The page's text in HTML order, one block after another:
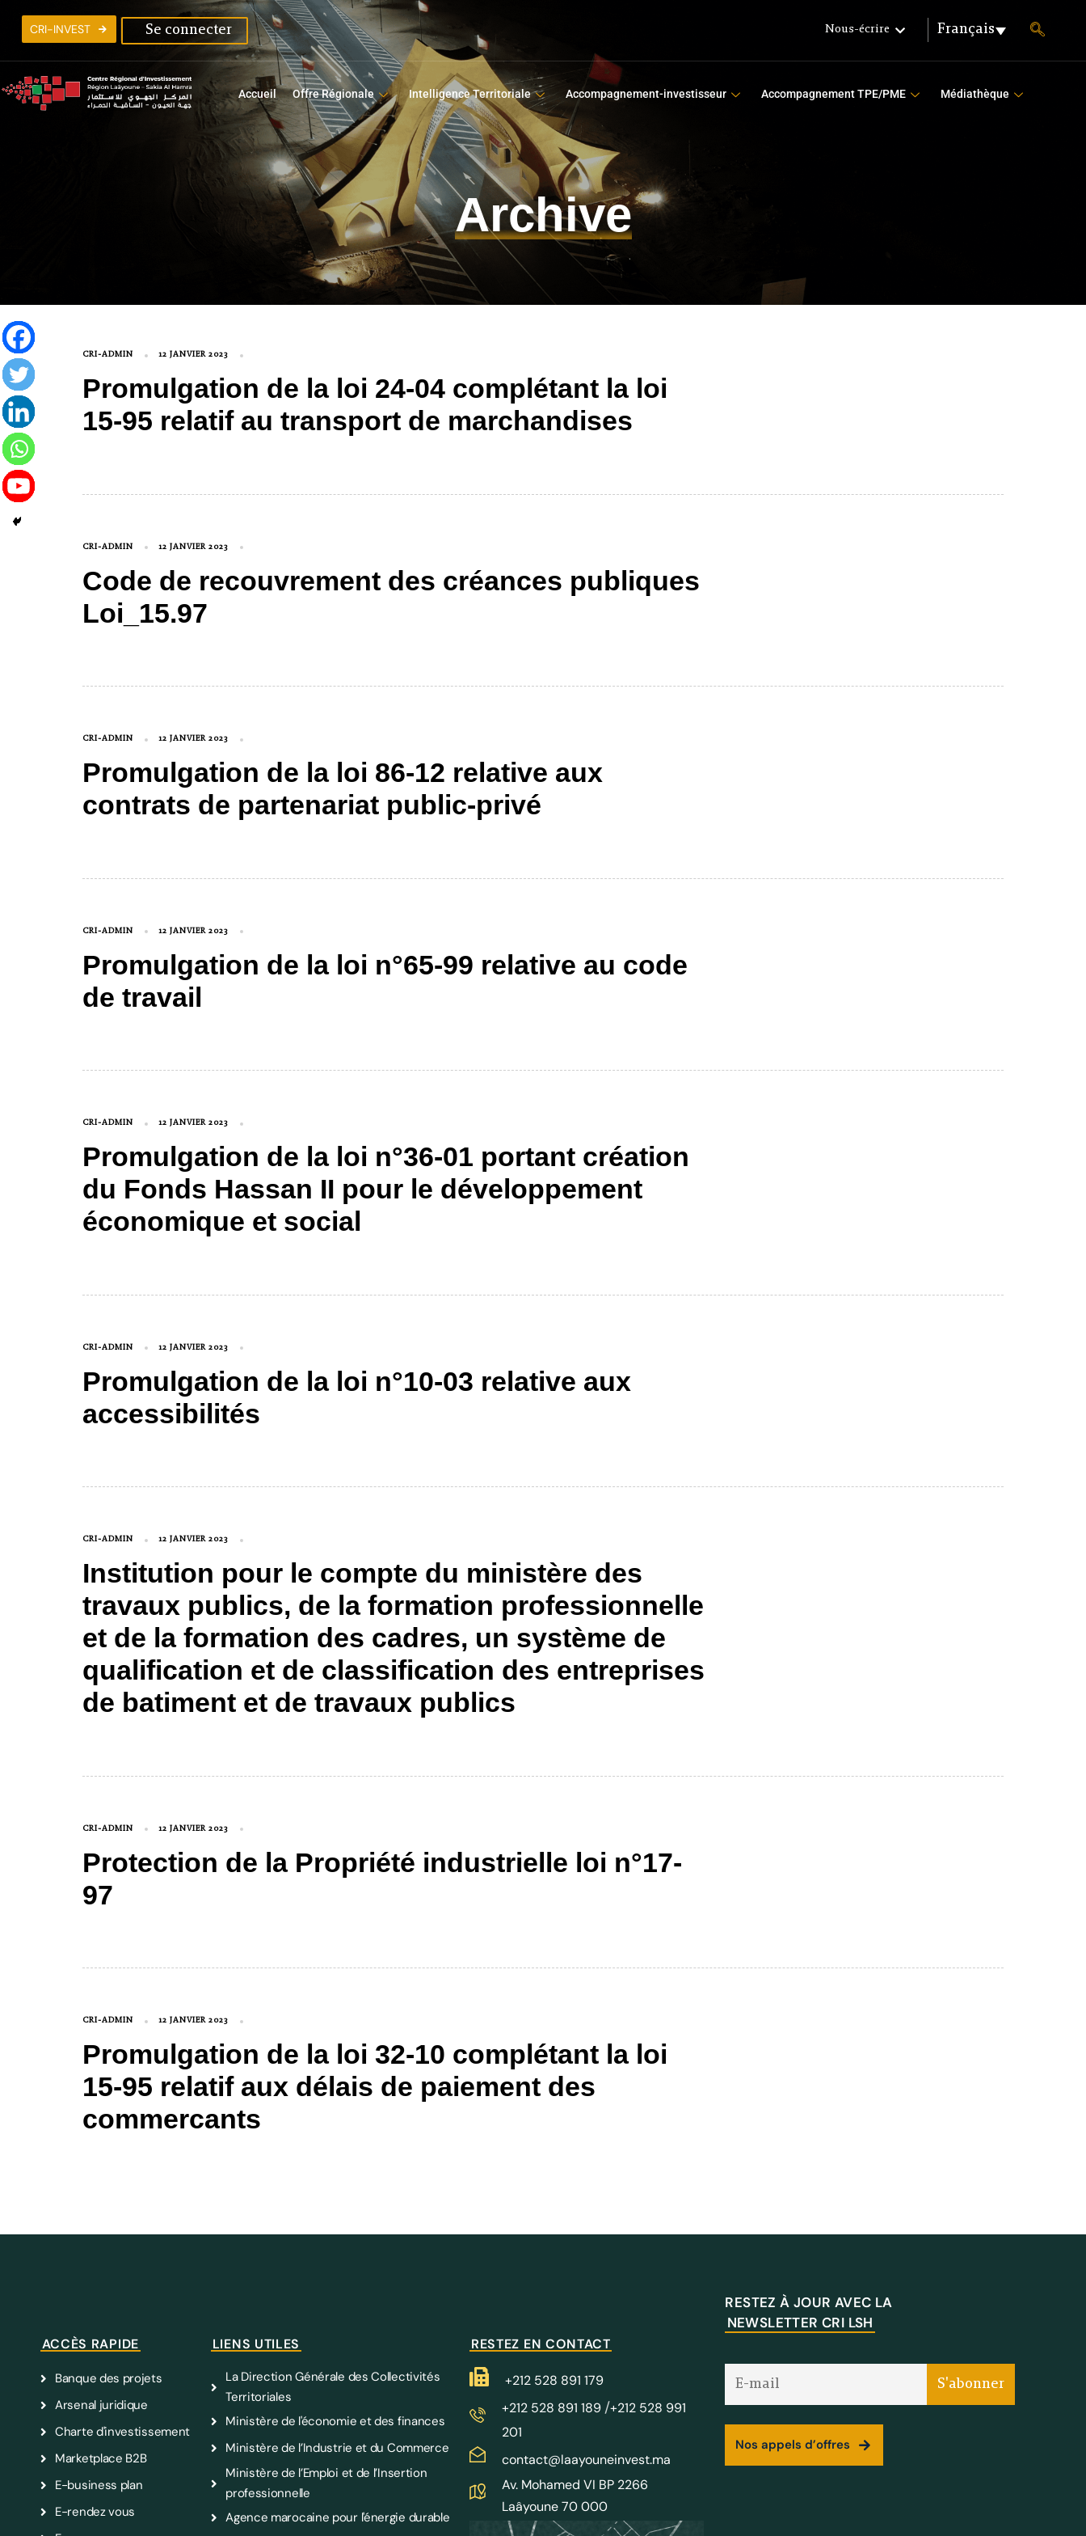
CRI-INVEST Se connecter Nous-écrire Français
Accueil Offre Régionale Intelligence Territoriale Accompagnement-investisseur Accompagnement TPE/PME Médiathèque
Archive
CRI-ADMIN 12 JANVIER 2023
Promulgation de la loi 24-04 complétant la loi
15-95 relatif au transport de marchandises
CRI-ADMIN 12 JANVIER 2023
Code de recouvrement des créances publiques
Loi_15.97
CRI-ADMIN 12 JANVIER 2023
Promulgation de la loi 86-12 relative aux
contrats de partenariat public-privé
CRI-ADMIN 12 JANVIER 2023
Promulgation de la loi n°65-99 relative au code
de travail
CRI-ADMIN 12 JANVIER 2023
Promulgation de la loi n°36-01 portant création
du Fonds Hassan II pour le développement
économique et social
CRI-ADMIN 12 JANVIER 2023
Promulgation de la loi n°10-03 relative aux
accessibilités
CRI-ADMIN 12 JANVIER 2023
Institution pour le compte du ministère des
travaux publics, de la formation professionnelle
et de la formation des cadres, un système de
qualification et de classification des entreprises
de batiment et de travaux publics
CRI-ADMIN 12 JANVIER 2023
Protection de la Propriété industrielle loi n°17-
97
CRI-ADMIN 12 JANVIER 2023
Promulgation de la loi 32-10 complétant la loi
15-95 relatif aux délais de paiement des
commercants
ACCÈS RAPIDE
Banque des projets
Arsenal juridique
Charte d'investissement
Marketplace B2B
E-business plan
E-rendez vous
LIENS UTILES
La Direction Générale des Collectivités
Territoriales
Ministère de l'économie et des finances
Ministère de l’Industrie et du Commerce
Ministère de l’Emploi et de l’Insertion
professionnelle
Agence marocaine pour l'énergie durable
RESTEZ EN CONTACT
+212 528 891 179
+212 528 891 189 /+212 528 991
201
contact@laayouneinvest.ma
Av. Mohamed VI BP 2266
Laâyoune 70 000
RESTEZ À JOUR AVEC LA
NEWSLETTER CRI LSH
Nos appels d’offres